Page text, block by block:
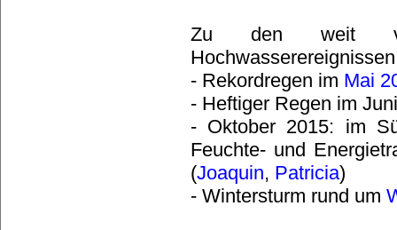
Zu den weit
- Rekordregen im Mai
- Heftiger Regen im
- Oktober 2015: im
Feuchte- und
(Joaquin, Patricia)
- Wintersturm rund um